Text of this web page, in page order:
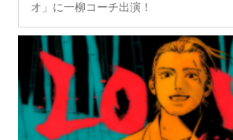
オ」に一柳コーチ出演！